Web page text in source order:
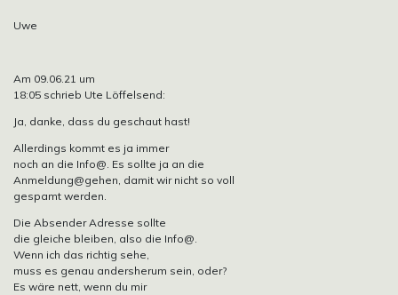
Uwe
Am 09.06.21 um
18:05 schrieb Ute Löffelsend:
Ja, danke, dass du geschaut hast!
Allerdings kommt es ja immer
noch an die Info@. Es sollte ja an die
Anmeldung@gehen, damit wir nicht so voll
gespamt werden.
Die Absender Adresse sollte
die gleiche bleiben, also die Info@.
Wenn ich das richtig sehe,
muss es genau andersherum sein, oder?
Es wäre nett, wenn du mir